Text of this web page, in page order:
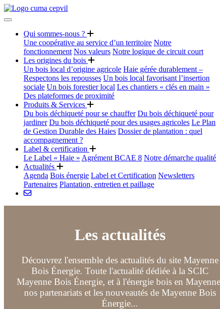
Qui sommes-nous ?
Une coopérative au service d’un territoire Notre
fonctionnement Nos valeurs Notre logique de circuit court
Les origines du bois
Un bois local d’origine agricole Haie gérée durablement –
Respectons les repousses Un bois local favorisant l’insertion
sociale Un bois forestier local Les chantiers « clés en main »
Des plateformes de proximité
Produits & Services
Du bois déchiqueté pour se chauffer Du bois déchiqueté pour
jardiner Du bois déchiqueté pour des usages agricoles Le Plan
de Gestion Durable des Haies Dossier de plantation : quel
accompagnement ?
Label & certification
Le Label « Haie » Agrément BCAE 8 Notre démarche qualité
Actualités
Agenda Bois énergie Label et Certification Newsletters
Partenaires Plantation, entretien et paillage
Les actualités
Découvrez l'ensemble des actualités du site Mayenne
Bois Énergie. Toute l'actualité dédiée à la SCIC
Mayenne Bois Énergie, et à l'énergie bois en
nos partenariats et les nouveautés de Mayenne Bois
Énergie...